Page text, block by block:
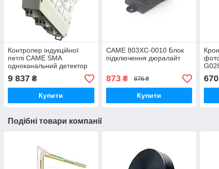
Контролер індукційної
петлі CAME SMA
одноканальний детектор
9 837 ₴
Купити
CAME 803ХС-0010 Блок
підключення дюралайт
873₴ 876 ₴
Купити
670
Подібні товари компанії